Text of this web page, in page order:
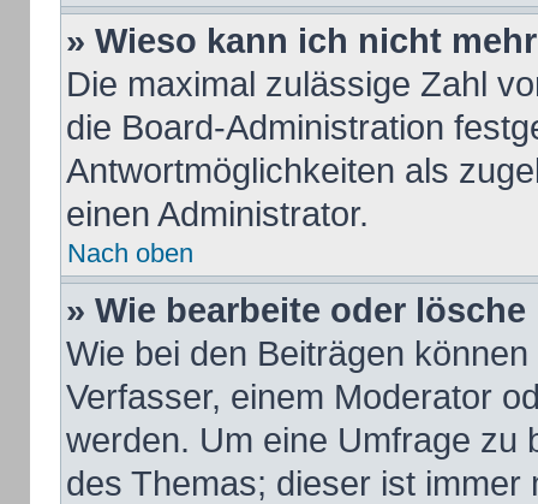
» Wieso kann ich nicht
Die maximal zulässige Zahl
die Board-Administration
Antwortmöglichkeiten als
einen Administrator.
Nach oben
» Wie bearbeite oder
Wie bei den Beiträgen
Verfasser, einem Moderator
werden. Um eine Umfrage zu
des Themas; dieser ist